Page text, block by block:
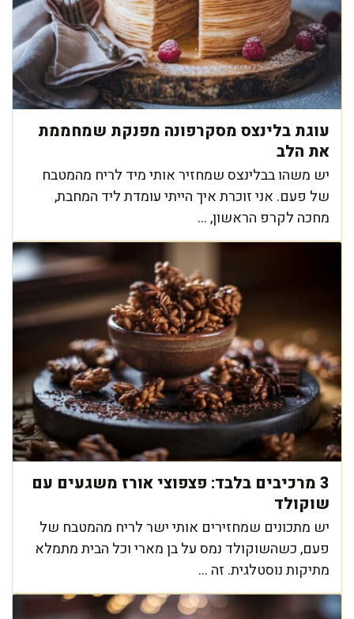
עוגת בלינצס מסקרפונה מפנקת שמחממת
את הלב
יש משהו בבלינצס שמחזיר אותי מיד לריח מהמטבח
של פעם. אני זוכרת איך הייתי עומדת ליד המחבת,
מחכה לקרפ הראשון, ...
3 מרכיבים בלבד: פצפוצי אורז משגעים עם
שוקולד
יש מתכונים שמחזירים אותי ישר לריח מהמטבח של
פעם, כשהשוקולד נמס על בן מארי וכל הבית מתמלא
מתיקות נוסטלגית. זה ...